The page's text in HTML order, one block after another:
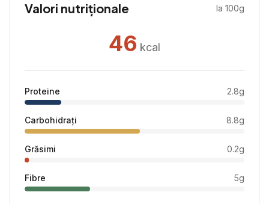
Valori nutriționale la 100g
46 kcal
Proteine 2.8g
Carbohidrați 8.8g
Grăsimi 0.2g
Fibre 5g